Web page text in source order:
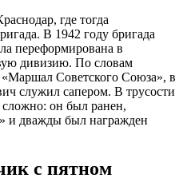
где тогда
В 1942 году бригада
переформирована в
дивизию. По словам
Советского Союза», в
служил сапером. В трусости
сложно: он был ранен,
и дважды был награжден
с пятном